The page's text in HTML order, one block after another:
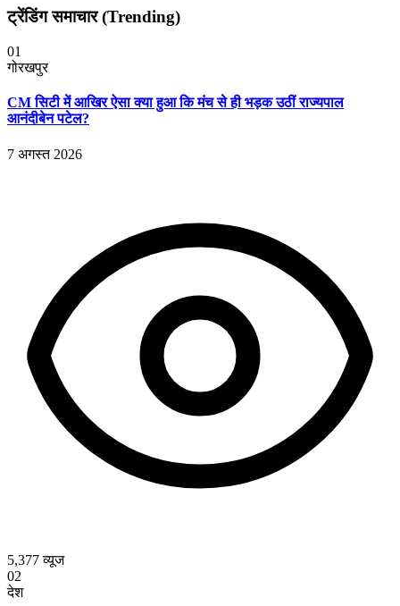
ट्रेंडिंग समाचार (Trending)
01
गोरखपुर
CM सिटी में आखिर ऐसा क्या हुआ कि मंच से ही भड़क उठीं राज्यपाल
आनंदीबेन पटेल?
7 अगस्त 2026
5,377व्यूज
02
देश